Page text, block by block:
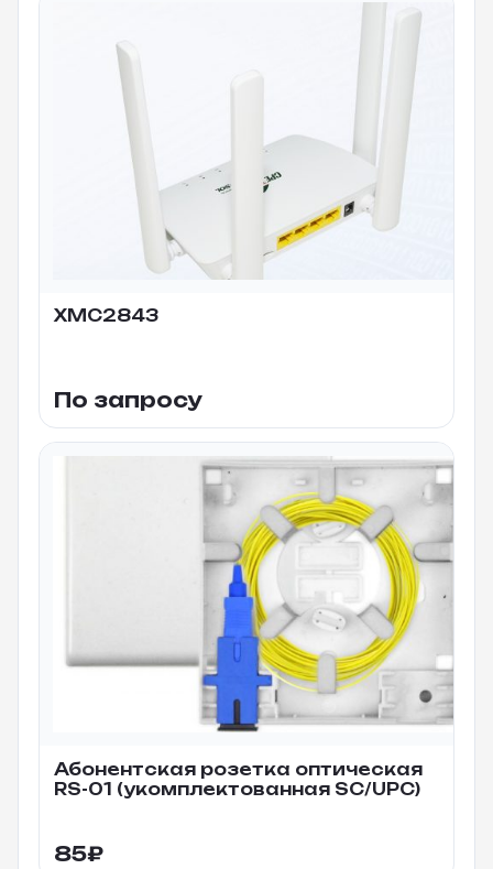
XMC2843
По запросу
Абонентская розетка оптическая
RS-01 (укомплектованная SC/UPC)
85₽